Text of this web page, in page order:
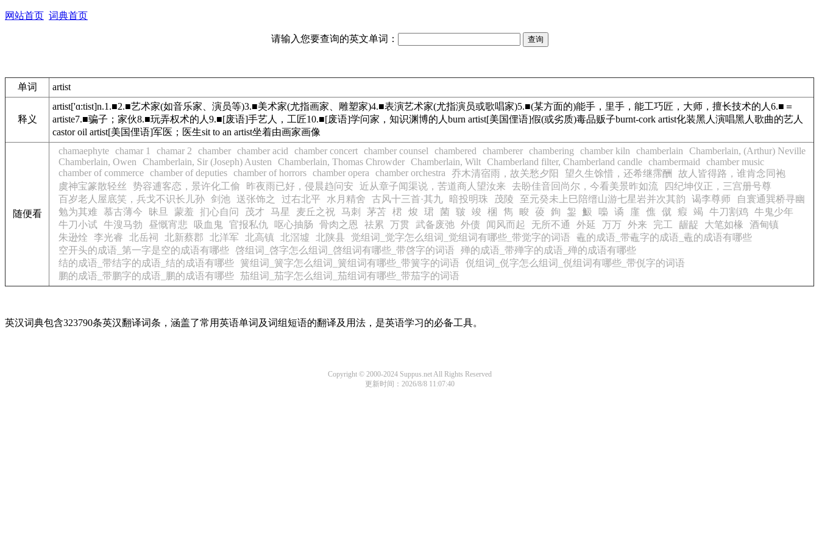
网站首页 词典首页
请输入您要查询的英文单词：
单词 artist
释义
artist['ɑ:tist]n.1.■2.■艺术家(如音乐家、演员等)3.■美术家(尤指画家、雕塑家)4.■表演艺术家(尤指演员或歌唱家)5.■(某方面的)能手，里手，能工巧匠，大师，擅长技术的人6.■＝
artiste7.■骗子；家伙8.■玩弄权术的人9.■[废语]手艺人，工匠10.■[废语]学问家，知识渊博的人burn artist[美国俚语]假(或劣质)毒品贩子burnt-cork artist化装黑人演唱黑人歌曲的艺人
castor oil artist[美国俚语]军医；医生sit to an artist坐着由画家画像
随便看
chamaephyte chamar 1 chamar 2 chamber chamber acid chamber concert chamber counsel chambered chamberer chambering chamber kiln chamberlain
Chamberlain, (Arthur) Neville
Chamberlain, Owen
Chamberlain, Sir (Joseph) Austen Chamberlain, Thomas Chrowder Chamberlain, Wilt Chamberland filter, Chamberland candle chambermaid
chamber music
chamber of commerce chamber of deputies chamber of horrors chamber opera chamber orchestra 乔木清宿雨，故关愁夕阳 望久生馀惜，还希继霈酬
故人皆得路，谁肯念同袍
虞神宝篆散轻丝
势容逋客恋，景许化工偷 昨夜雨已好，侵晨趋问安 近从章子闻渠说，苦道商人望汝来 去盼佳音回尚尔，今看美景昨如流
四纪坤仪正，三宫册号尊
百岁老人屋底笑，兵戈不识长儿孙 剑池 送张饰之 过右北平 水月精舍 古风十三首·其九 暗投明珠 茂陵 至元癸未上巳陪缙山游七星岩并次其韵 谒李尊师
自寰通巽桥寻幽
勉为其难
慕古薄今 昧旦 蒙羞 扪心自问 茂才 马星 麦丘之祝 马刺 茅苫 桾 焌 珺 菌 皲 竣 棞 雋 畯 葰 銁 銞 魥 嘄 谲 廑 僬 僦 瘕 竭 牛刀割鸡 牛鬼少年
牛刀小试
牛溲马勃 昼慨宵悲 吸血鬼 官报私仇 呕心抽肠 骨肉之恩 祛累 万贯 武备废弛 外债 闻风而起 无所不通 外延 万万 外来 完工 龌龊 大笔如椽
酒甸镇
朱逊烇
李光睿 北岳祠 北新蔡郡 北洋军 北高镇 北滘墟 北陕县 觉组词_觉字怎么组词_觉组词有哪些_带觉字的词语
鼃的成语_带鼃字的成语_鼃的成语有哪些
空开头的成语_第一字是空的成语有哪些
啓组词_啓字怎么组词_啓组词有哪些_带啓字的词语
殚的成语_带殚字的成语_殚的成语有哪些
结的成语_带结字的成语_结的成语有哪些
簧组词_簧字怎么组词_簧组词有哪些_带簧字的词语
侻组词_侻字怎么组词_侻组词有哪些_带侻字的词语
鹏的成语_带鹏字的成语_鹏的成语有哪些 茄组词_茄字怎么组词_茄组词有哪些_带茄字的词语
英汉词典包含323790条英汉翻译词条，涵盖了常用英语单词及词组短语的翻译及用法，是英语学习的必备工具。
Copyright © 2000-2024 Suppus.net All Rights Reserved
更新时间：2026/8/8 11:07:40